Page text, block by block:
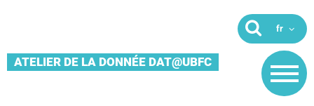
ATELIER DE LA DONNÉE DAT@UBFC